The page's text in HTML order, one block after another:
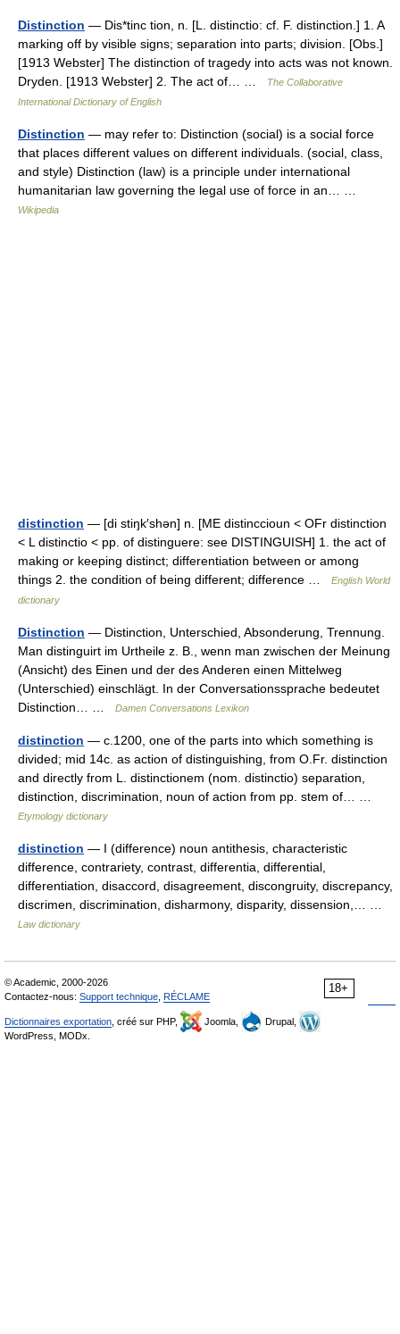
Distinction — Dis*tinc tion, n. [L. distinctio: cf. F. distinction.] 1. A
marking off by visible signs; separation into parts; division. [Obs.]
[1913 Webster] The distinction of tragedy into acts was not known.
Dryden. [1913 Webster] 2. The act of… …
The Collaborative
International Dictionary of English
Distinction — may refer to: Distinction (social) is a social force
that places different values on different individuals. (social, class,
and style) Distinction (law) is a principle under international
humanitarian law governing the legal use of force in an… …
Wikipedia
distinction — [di stiŋk′shən] n. [ME distinccioun < OFr distinction
< L distinctio < pp. of distinguere: see DISTINGUISH] 1. the act of
making or keeping distinct; differentiation between or among
things 2. the condition of being different; difference …
English World
dictionary
Distinction — Distinction, Unterschied, Absonderung, Trennung.
Man distinguirt im Urtheile z. B., wenn man zwischen der Meinung
(Ansicht) des Einen und der des Anderen einen Mittelweg
(Unterschied) einschlägt. In der Conversationssprache bedeutet
Distinction… …
Damen Conversations Lexikon
distinction — c.1200, one of the parts into which something is
divided; mid 14c. as action of distinguishing, from O.Fr. distinction
and directly from L. distinctionem (nom. distinctio) separation,
distinction, discrimination, noun of action from pp. stem of… …
Etymology dictionary
distinction — I (difference) noun antithesis, characteristic
difference, contrariety, contrast, differentia, differential,
differentiation, disaccord, disagreement, discongruity, discrepancy,
discrimen, discrimination, disharmony, disparity, dissension,… …
Law dictionary
18+
© Academic, 2000-2026
Contactez-nous: Support technique RÉCLAME
Dictionnaires exportation , créé sur PHP, Joomla,
Drupal,
WordPress, MODx.